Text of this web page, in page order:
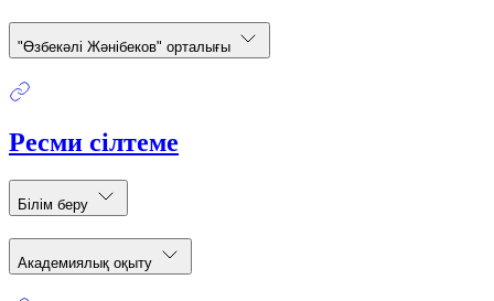
"Өзбекәлі Жәнібеков" орталығы
Ресми сілтеме
Білім беру
Академиялық оқыту